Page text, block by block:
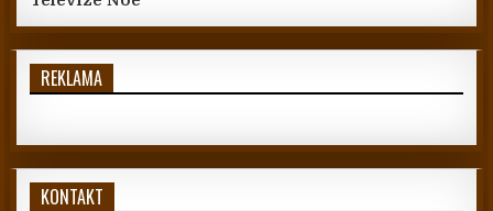
REKLAMA
KONTAKT